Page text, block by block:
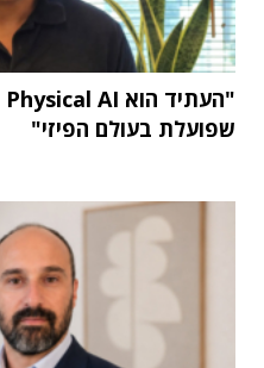
שפועלת בעולם הפיזי"